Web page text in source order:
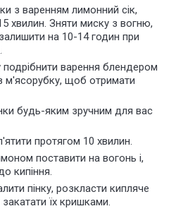
з варенням лимонний сік,
хвилин. Зняти миску з вогню,
на 10-14 годин при
подрібнити варення блендером
м'ясорубку, щоб отримати
будь-яким зручним для вас
протягом 10 хвилин.
поставити на вогонь і,
кипіння.
пінку, розкласти кипляче
їх кришками.